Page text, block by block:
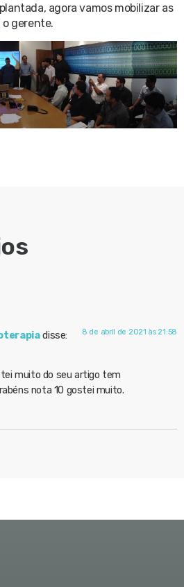
agora vamos mobilizar as
o gerente.
disse: 8 de abril de 2021 às 21:58
muito do seu artigo tem
nota 10 gostei muito.